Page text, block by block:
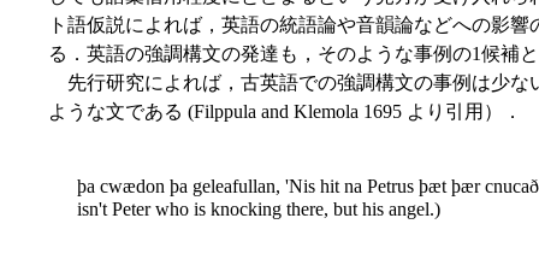
ト語仮説によれば，英語の統語論や音韻論などへの影
る．英語の強調構文の発達も，そのような事例の1候補
先行研究によれば，古英語での強調構文の事例は少な
ような文である (Filppula and Klemola 1695 より引用）．
þa cwædon þa geleafullan, 'Nis hit na Petrus þæt þær
isn't Peter who is knocking there, but his angel.)